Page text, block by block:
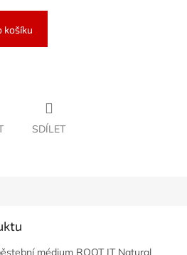
košíku
SDÍLET
médium ROOT IT Natural